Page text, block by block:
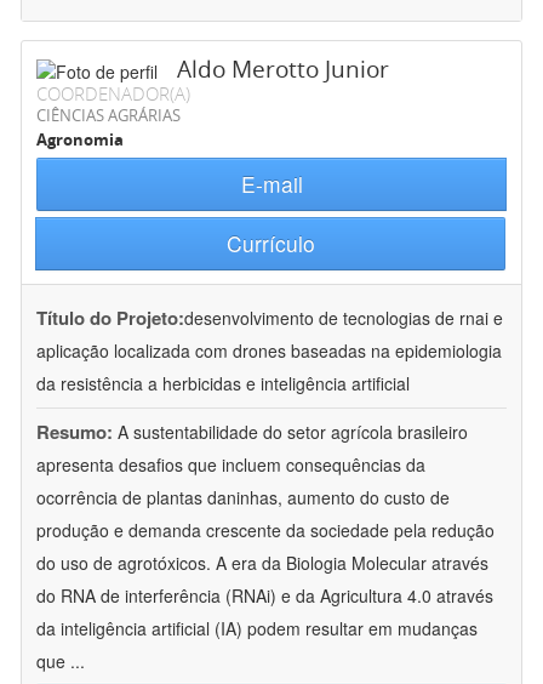
Aldo Merotto Junior
COORDENADOR(A)
CIÊNCIAS AGRÁRIAS
Agronomia
E-mail
Currículo
Título do Projeto:desenvolvimento de tecnologias de rnai e
aplicação localizada com drones baseadas na epidemiologia
da resistência a herbicidas e inteligência artificial
Resumo: A sustentabilidade do setor agrícola brasileiro
apresenta desafios que incluem consequências da
ocorrência de plantas daninhas, aumento do custo de
produção e demanda crescente da sociedade pela redução
do uso de agrotóxicos. A era da Biologia Molecular através
do RNA de interferência (RNAi) e da Agricultura 4.0 através
da inteligência artificial (IA) podem resultar em mudanças
que ...